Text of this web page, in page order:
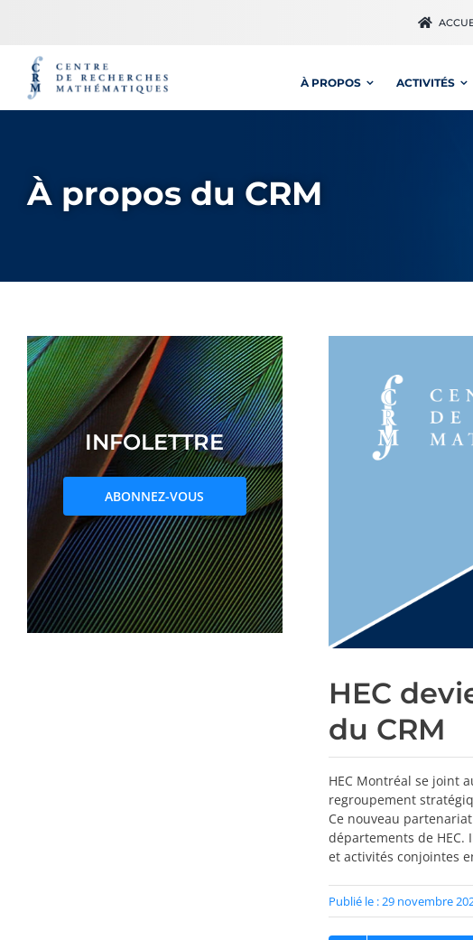
À PROPOS ACTIVITÉS
À propos du CRM
INFOLETTRE
ABONNEZ-VOUS
HEC
du CRM
HEC Montréal se joint
regroupement
Ce nouveau
départements de
et activités conjointes
Publié le : 29 novembre